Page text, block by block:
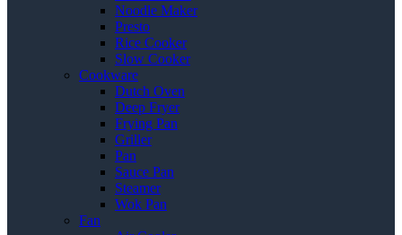
Noodle Maker
Presto
Rice Cooker
Slow Cooker
Cookware
Dutch Oven
Deep Fryer
Frying Pan
Griller
Pan
Sauce Pan
Steamer
Wok Pan
Fan